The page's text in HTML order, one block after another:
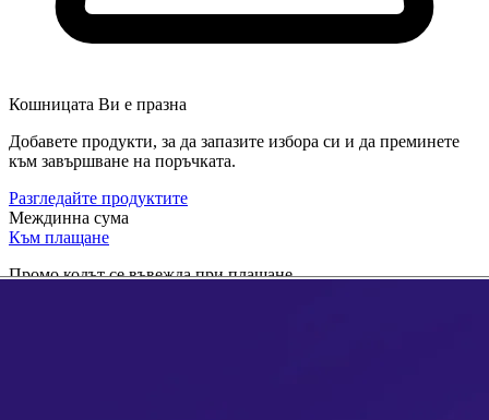
Кошницата Ви е празна
Добавете продукти, за да запазите избора си и да преминете
към завършване на поръчката.
Разгледайте продуктите
Междинна сума
Към плащане
Промо кодът се въвежда при плащане.